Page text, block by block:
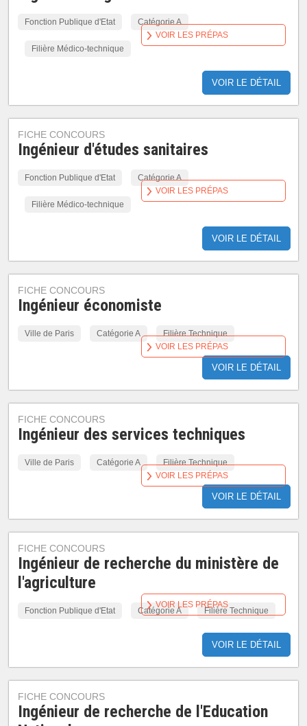
Fonction Publique d'Etat Catégorie A
Filière Médico-technique
VOIR LE DÉTAIL
VOIR LES PRÉPAS
FICHE CONCOURS
Ingénieur d'études sanitaires
Fonction Publique d'Etat Catégorie A
Filière Médico-technique
VOIR LE DÉTAIL
VOIR LES PRÉPAS
FICHE CONCOURS
Ingénieur économiste
Ville de Paris Catégorie A Filière Technique
VOIR LE DÉTAIL
VOIR LES PRÉPAS
FICHE CONCOURS
Ingénieur des services techniques
Ville de Paris Catégorie A Filière Technique
VOIR LE DÉTAIL
VOIR LES PRÉPAS
FICHE CONCOURS
Ingénieur de recherche du ministère de
l'agriculture
Fonction Publique d'Etat Catégorie A Filière Technique
VOIR LE DÉTAIL
VOIR LES PRÉPAS
FICHE CONCOURS
Ingénieur de recherche de l'Education